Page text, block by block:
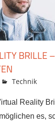
BRILLE
Technik
Reality
es,